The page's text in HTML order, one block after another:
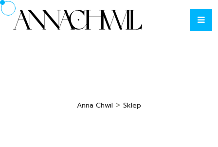
Anna Chwil > Sklep